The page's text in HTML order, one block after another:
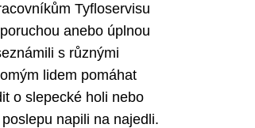
Tyfloservisu
anebo úplnou
s různými
lidem pomáhat
o slepecké holi nebo
napili na najedli.